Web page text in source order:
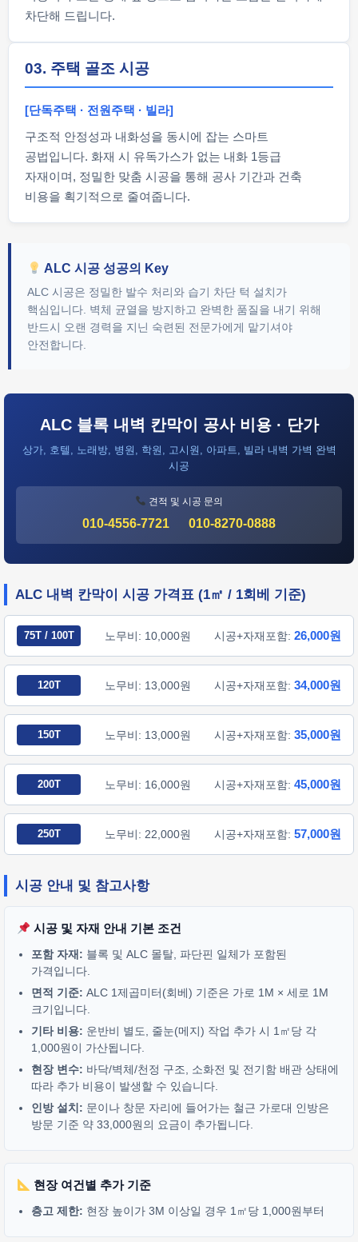
차단해 드립니다.
03. 주택 골조 시공
[단독주택 · 전원주택 · 빌라]
구조적 안정성과 내화성을 동시에 잡는 스마트
공법입니다. 화재 시 유독가스가 없는 내화 1등급
자재이며, 정밀한 맞춤 시공을 통해 공사 기간과 건축
비용을 획기적으로 줄여줍니다.
ALC 시공 성공의 Key
ALC 시공은 정밀한 발수 처리와 습기 차단 턱 설치가
핵심입니다. 벽체 균열을 방지하고 완벽한 품질을 내기 위해
반드시 오랜 경력을 지닌 숙련된 전문가에게 맡기셔야
안전합니다.
ALC 블록 내벽 칸막이 공사 비용 · 단가
상가, 호텔, 노래방, 병원, 학원, 고시원, 아파트, 빌라 내벽 가벽 완벽
시공
견적 및 시공 문의
010-4556-7721 010-8270-0888
ALC 내벽 칸막이 시공 가격표 (1㎡ / 1회베 기준)
75T / 100T 노무비: 10,000원 시공+자재포함: 26,000원
120T 노무비: 13,000원 시공+자재포함: 34,000원
150T 노무비: 13,000원 시공+자재포함: 35,000원
200T 노무비: 16,000원 시공+자재포함: 45,000원
250T 노무비: 22,000원 시공+자재포함: 57,000원
시공 안내 및 참고사항
시공 및 자재 안내 기본 조건
포함 자재: 블록 및 ALC 몰탈, 파단핀 일체가 포함된
가격입니다.
면적 기준: ALC 1제곱미터(회베) 기준은 가로 1M × 세로 1M
크기입니다.
기타 비용: 운반비 별도, 줄눈(메지) 작업 추가 시 1㎡당 각
1,000원이 가산됩니다.
현장 변수: 바닥/벽체/천정 구조, 소화전 및 전기함 배관 상태에
따라 추가 비용이 발생할 수 있습니다.
인방 설치: 문이나 창문 자리에 들어가는 철근 가로대 인방은
방문 기준 약 33,000원의 요금이 추가됩니다.
현장 여건별 추가 기준
층고 제한: 현장 높이가 3M 이상일 경우 1㎡당 1,000원부터